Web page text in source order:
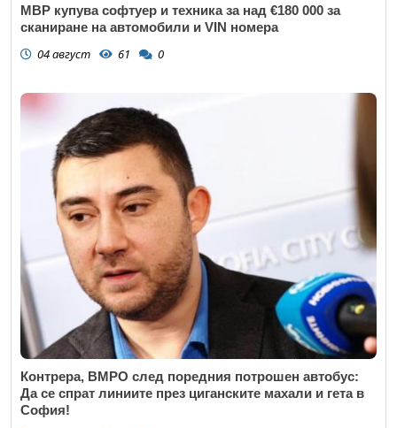
МВР купува софтуер и техника за над €180 000 за
сканиране на автомобили и VIN номера
04 август 61 0
Контрера, ВМРО след поредния потрошен автобус:
Да се спрат линиите през циганските махали и гета в
София!